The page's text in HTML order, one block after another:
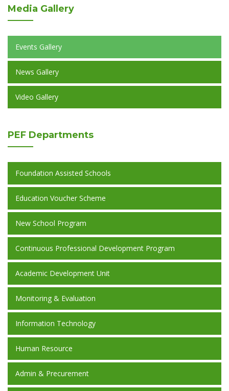
Media Gallery
Events Gallery
News Gallery
Video Gallery
PEF Departments
Foundation Assisted Schools
Education Voucher Scheme
New School Program
Continuous Professional Development Program
Academic Development Unit
Monitoring & Evaluation
Information Technology
Human Resource
Admin & Precurement